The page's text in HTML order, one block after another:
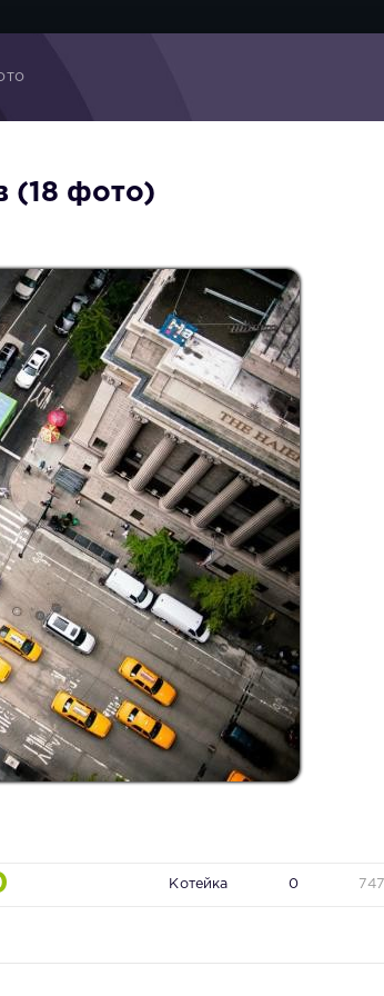
(18 фото)
Котейка 0